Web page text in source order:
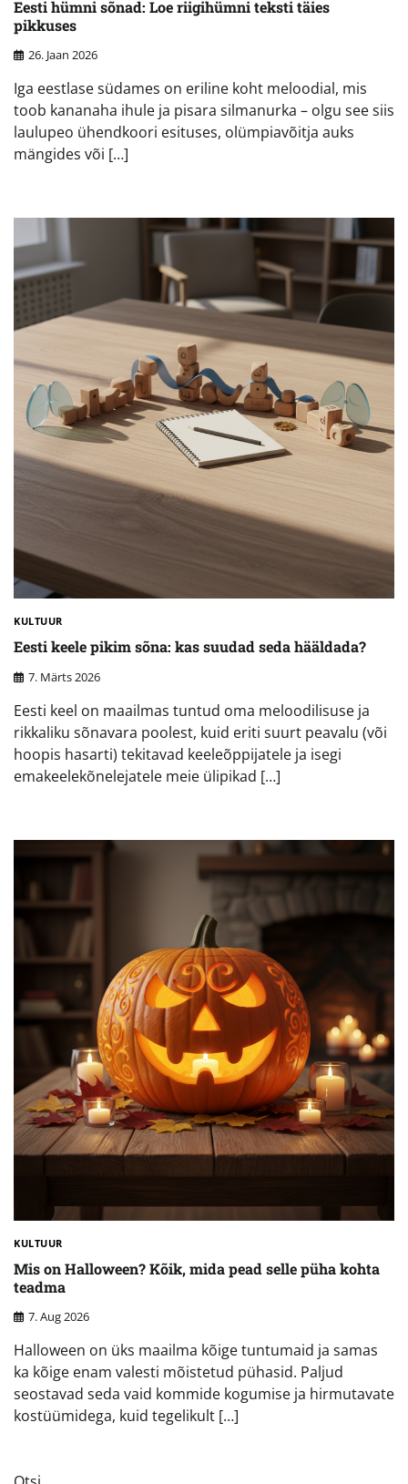
Eesti hümni sõnad: Loe riigihümni teksti täies
pikkuses
26. Jaan 2026
Iga eestlase südames on eriline koht meloodial, mis
toob kananaha ihule ja pisara silmanurka – olgu see siis
laulupeo ühendkoori esituses, olümpiavõitja auks
mängides või […]
KULTUUR
Eesti keele pikim sõna: kas suudad seda hääldada?
7. Märts 2026
Eesti keel on maailmas tuntud oma meloodilisuse ja
rikkaliku sõnavara poolest, kuid eriti suurt peavalu (või
hoopis hasarti) tekitavad keeleõppijatele ja isegi
emakeelekõnelejatele meie ülipikad […]
KULTUUR
Mis on Halloween? Kõik, mida pead selle püha kohta
teadma
7. Aug 2026
Halloween on üks maailma kõige tuntumaid ja samas
ka kõige enam valesti mõistetud pühasid. Paljud
seostavad seda vaid kommide kogumise ja hirmutavate
kostüümidega, kuid tegelikult […]